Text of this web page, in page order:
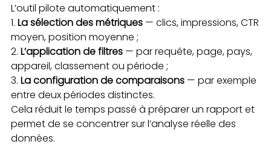
L’outil pilote automatiquement :
La sélection des métriques — clics, impressions, CTR
moyen, position moyenne ;
L’application de filtres — par requête, page, pays,
appareil, classement ou période ;
La configuration de comparaisons — par exemple
entre deux périodes distinctes.
Cela réduit le temps passé à préparer un rapport et
permet de se concentrer sur l’analyse réelle des
données.